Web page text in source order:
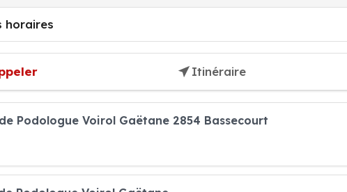
horaires
Itinéraire
Podologue Voirol Gaëtane 2854 Bassecourt